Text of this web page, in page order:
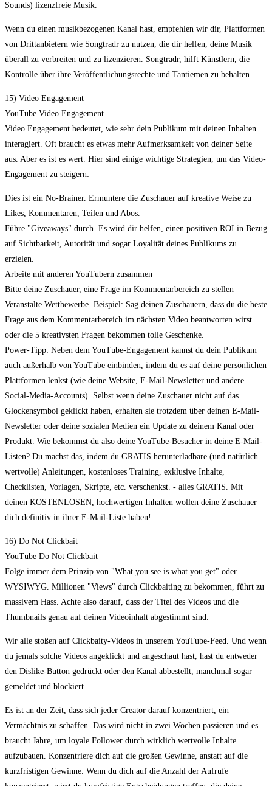
Sounds) lizenzfreie Musik.
Wenn du einen musikbezogenen Kanal hast, empfehlen wir dir, Plattformen
von Drittanbietern wie Songtradr zu nutzen, die dir helfen, deine Musik
überall zu verbreiten und zu lizenzieren. Songtradr, hilft Künstlern, die
Kontrolle über ihre Veröffentlichungsrechte und Tantiemen zu behalten.
15) Video Engagement
YouTube Video Engagement
Video Engagement bedeutet, wie sehr dein Publikum mit deinen Inhalten
interagiert. Oft braucht es etwas mehr Aufmerksamkeit von deiner Seite
aus. Aber es ist es wert. Hier sind einige wichtige Strategien, um das Video-
Engagement zu steigern:
Dies ist ein No-Brainer. Ermuntere die Zuschauer auf kreative Weise zu
Likes, Kommentaren, Teilen und Abos.
Führe "Giveaways" durch. Es wird dir helfen, einen positiven ROI in Bezug
auf Sichtbarkeit, Autorität und sogar Loyalität deines Publikums zu
erzielen.
Arbeite mit anderen YouTubern zusammen
Bitte deine Zuschauer, eine Frage im Kommentarbereich zu stellen
Veranstalte Wettbewerbe. Beispiel: Sag deinen Zuschauern, dass du die beste
Frage aus dem Kommentarbereich im nächsten Video beantworten wirst
oder die 5 kreativsten Fragen bekommen tolle Geschenke.
Power-Tipp: Neben dem YouTube-Engagement kannst du dein Publikum
auch außerhalb von YouTube einbinden, indem du es auf deine persönlichen
Plattformen lenkst (wie deine Website, E-Mail-Newsletter und andere
Social-Media-Accounts). Selbst wenn deine Zuschauer nicht auf das
Glockensymbol geklickt haben, erhalten sie trotzdem über deinen E-Mail-
Newsletter oder deine sozialen Medien ein Update zu deinem Kanal oder
Produkt. Wie bekommst du also deine YouTube-Besucher in deine E-Mail-
Listen? Du machst das, indem du GRATIS herunterladbare (und natürlich
wertvolle) Anleitungen, kostenloses Training, exklusive Inhalte,
Checklisten, Vorlagen, Skripte, etc. verschenkst. - alles GRATIS. Mit
deinen KOSTENLOSEN, hochwertigen Inhalten wollen deine Zuschauer
dich definitiv in ihrer E-Mail-Liste haben!
16) Do Not Clickbait
YouTube Do Not Clickbait
Folge immer dem Prinzip von "What you see is what you get" oder
WYSIWYG. Millionen "Views" durch Clickbaiting zu bekommen, führt zu
massivem Hass. Achte also darauf, dass der Titel des Videos und die
Thumbnails genau auf deinen Videoinhalt abgestimmt sind.
Wir alle stoßen auf Clickbaity-Videos in unserem YouTube-Feed. Und wenn
du jemals solche Videos angeklickt und angeschaut hast, hast du entweder
den Dislike-Button gedrückt oder den Kanal abbestellt, manchmal sogar
gemeldet und blockiert.
Es ist an der Zeit, dass sich jeder Creator darauf konzentriert, ein
Vermächtnis zu schaffen. Das wird nicht in zwei Wochen passieren und es
braucht Jahre, um loyale Follower durch wirklich wertvolle Inhalte
aufzubauen. Konzentriere dich auf die großen Gewinne, anstatt auf die
kurzfristigen Gewinne. Wenn du dich auf die Anzahl der Aufrufe